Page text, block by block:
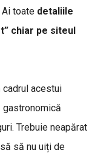
Ai toate detaliile
chiar pe siteul
cadrul acestui
gastronomică
Trebuie neapărat
să nu uiți de